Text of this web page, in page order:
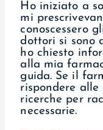
Ho iniziato a
mi
conoscessero
dottori si sono
ho chiesto
alla mia
guida. Se il
rispondere alle
ricerche per
necessarie.